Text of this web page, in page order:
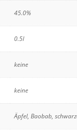
45.0%
0.5l
keine
keine
Äpfel, Baobab,